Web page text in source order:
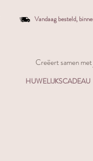
Vandaag besteld,
Creëert samen
HUWELIJKSCADEAU